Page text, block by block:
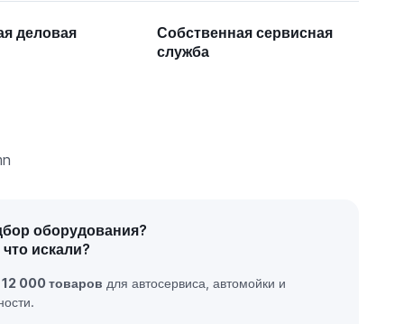
деловая
Собственная сервисная
служба
оборудования?
искали?
12 000 товаров для автосервиса, автомойки и